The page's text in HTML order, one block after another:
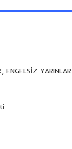
ENGELSİZ YARINLAR